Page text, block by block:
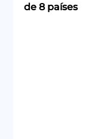
de 8 países